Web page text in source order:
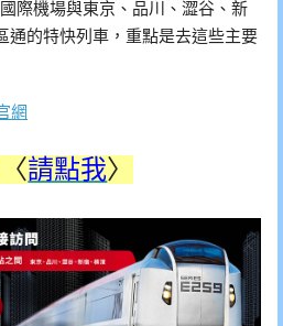
際機場與東京、品川、澀谷、新
通的特快列車，重點是去這些主要
網
〈請點我〉